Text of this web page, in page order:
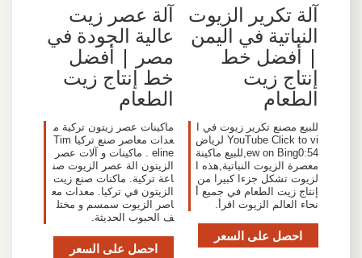
آلة تكرير الزيوت
النباتية في اليمن
| أفضل خط
إنتاج زيت
الطعام
‫للبيع مصنع تكرير زيوت في ا
لرياض‬‎ YouTube Click to vi
ew on Bing0:54,للبيع ماكينة
معصرة الزيوت النباتية,هذه ا
لزيوت تشكل جزءا كبيرا من
إنتاج زيت الطعام في جميع أ
نحاء العالم الزيوت اقرأ.
احصل على السعر
آلة عصر زيت
عالية الجودة في
مصر | أفضل
خط إنتاج زيت
الطعام
ماكينات عصر زيتون تركية م
عدات معاصر صنع تركيا Tim
eline . ماكينات و آلات عصر
الزيتون الة عصر الزيوت صن
اعة تركية. ماكنات صنع زيت
الزيتون في تركيا. معدات مع
اصر الزيوت سمسم و مختل
ف الحبوب الحديثة.
احصل على السعر